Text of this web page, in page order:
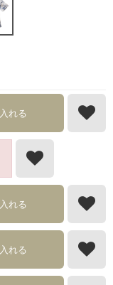
れる
れる
れる